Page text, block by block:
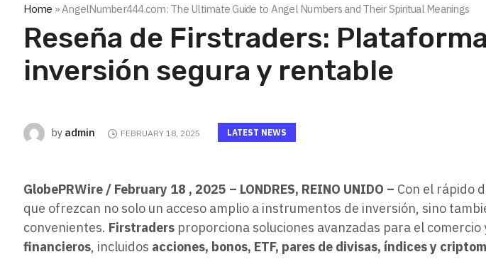
Home »AngelNumber444.com: The Ultimate Guide to Angel Numbers and Their Spiritual Meanings
Reseña de Firstraders:
inversión segura y rentable
LATEST NEWS
by admin FEBRUARY 18, 2025
GlobePRWire / February 18 , 2025 – LONDRES, REINO UNIDO – Con el rápido
que ofrezcan no solo un acceso amplio a instrumentos de inversión, sino
convenientes. Firstraders proporciona soluciones avanzadas para el
financieros, incluidos acciones, bonos, ETF, pares de divisas, índices y